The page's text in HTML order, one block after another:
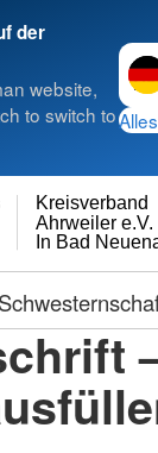
der
website,
to switch to
In Bad
Ahrweiler e.V.
Kreisverband